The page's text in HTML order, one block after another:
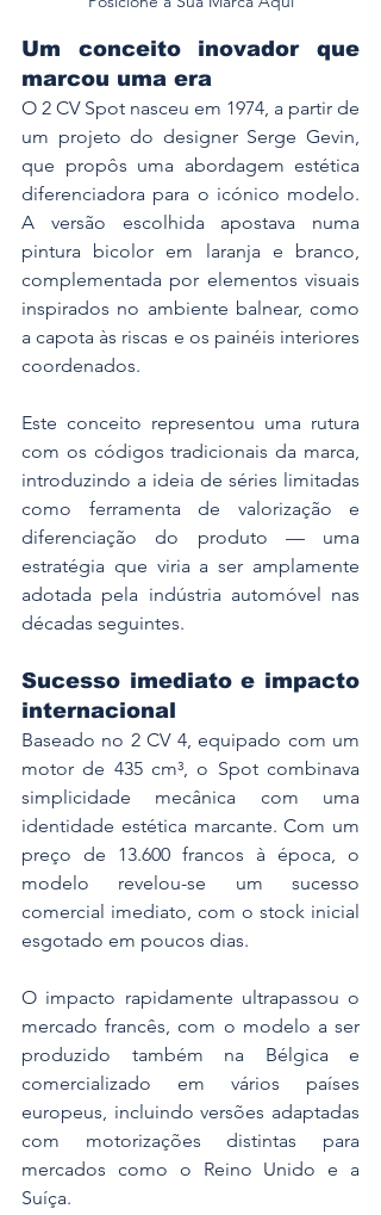
Um conceito inovador que
marcou uma era
O 2 CV Spot nasceu em 1974, a partir de
um projeto do designer Serge Gevin,
que propôs uma abordagem estética
diferenciadora para o icónico modelo.
A versão escolhida apostava numa
pintura bicolor em laranja e branco,
complementada por elementos visuais
inspirados no ambiente balnear, como
a capota às riscas e os painéis interiores
coordenados.
Este conceito representou uma rutura
com os códigos tradicionais da marca,
introduzindo a ideia de séries limitadas
como ferramenta de valorização e
diferenciação do produto — uma
estratégia que viria a ser amplamente
adotada pela indústria automóvel nas
décadas seguintes.
Sucesso imediato e impacto
internacional
Baseado no 2 CV 4, equipado com um
motor de 435 cm³, o Spot combinava
simplicidade mecânica com uma
identidade estética marcante. Com um
preço de 13.600 francos à época, o
modelo revelou-se um sucesso
comercial imediato, com o stock inicial
esgotado em poucos dias.
O impacto rapidamente ultrapassou o
mercado francês, com o modelo a ser
produzido também na Bélgica e
comercializado em vários países
europeus, incluindo versões adaptadas
com motorizações distintas para
mercados como o Reino Unido e a
Suíça.